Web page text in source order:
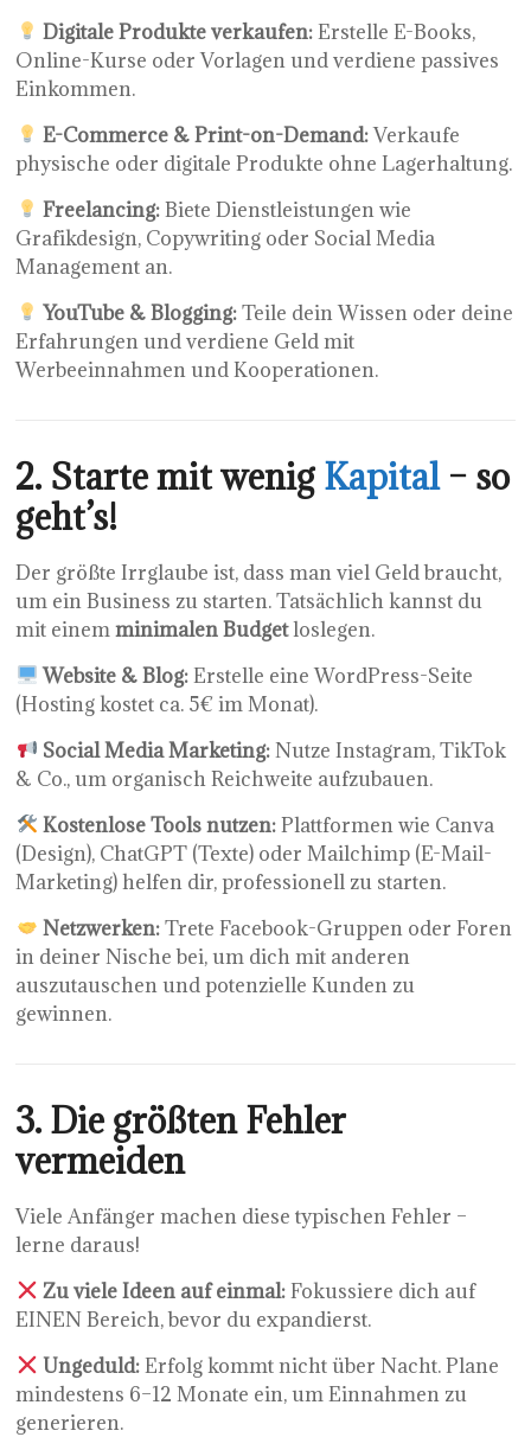
Digitale Produkte verkaufen:Erstelle E-Books,
Online-Kurse oder Vorlagen und verdiene passives
Einkommen.
E-Commerce & Print-on-Demand:Verkaufe
physische oder digitale Produkte ohne Lagerhaltung.
Freelancing:Biete Dienstleistungen wie
Grafikdesign, Copywriting oder Social Media
Management an.
YouTube & Blogging:Teile dein Wissen oder deine
Erfahrungen und verdiene Geld mit
Werbeeinnahmen und Kooperationen.
2. Starte mit wenigKapital– so
geht’s!
Der größte Irrglaube ist, dass man viel Geld braucht,
um ein Business zu starten. Tatsächlich kannst du
mit einemminimalen Budgetloslegen.
Website & Blog:Erstelle eine WordPress-Seite
(Hosting kostet ca. 5€ im Monat).
Social Media Marketing:Nutze Instagram, TikTok
& Co., um organisch Reichweite aufzubauen.
Kostenlose Tools nutzen:Plattformen wie Canva
(Design), ChatGPT (Texte) oder Mailchimp (E-Mail-
Marketing) helfen dir, professionell zu starten.
Netzwerken:Trete Facebook-Gruppen oder Foren
in deiner Nische bei, um dich mit anderen
auszutauschen und potenzielle Kunden zu
gewinnen.
3. Die größten Fehler
vermeiden
Viele Anfänger machen diese typischen Fehler –
lerne daraus!
Zu viele Ideen auf einmal:Fokussiere dich auf
EINEN Bereich, bevor du expandierst.
Ungeduld:Erfolg kommt nicht über Nacht. Plane
mindestens 6–12 Monate ein, um Einnahmen zu
generieren.